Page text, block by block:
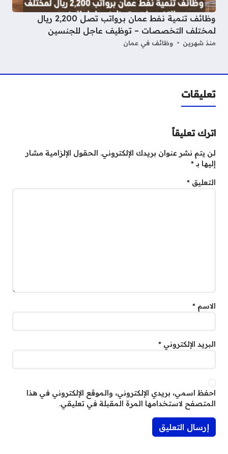
وظائف تنمية نفط عمان برواتب تصل 2,200 ريال
لمختلف التخصصات – توظيف عاجل للجنسين
منذ شهرين وظائف في عمان
تعليقات
اترك تعليقاً
لن يتم نشر عنوان بريدك الإلكتروني. الحقول الإلزامية مشار
إليها بـ*
التعليق *
الاسم *
البريد الإلكتروني *
احفظ اسمي، بريدي الإلكتروني، والموقع الإلكتروني في هذا
المتصفح لاستخدامها المرة المقبلة في تعليقي.